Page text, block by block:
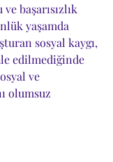
başarısızlık
yaşamda
sosyal kaygı,
edilmediğinde
ve
olumsuz